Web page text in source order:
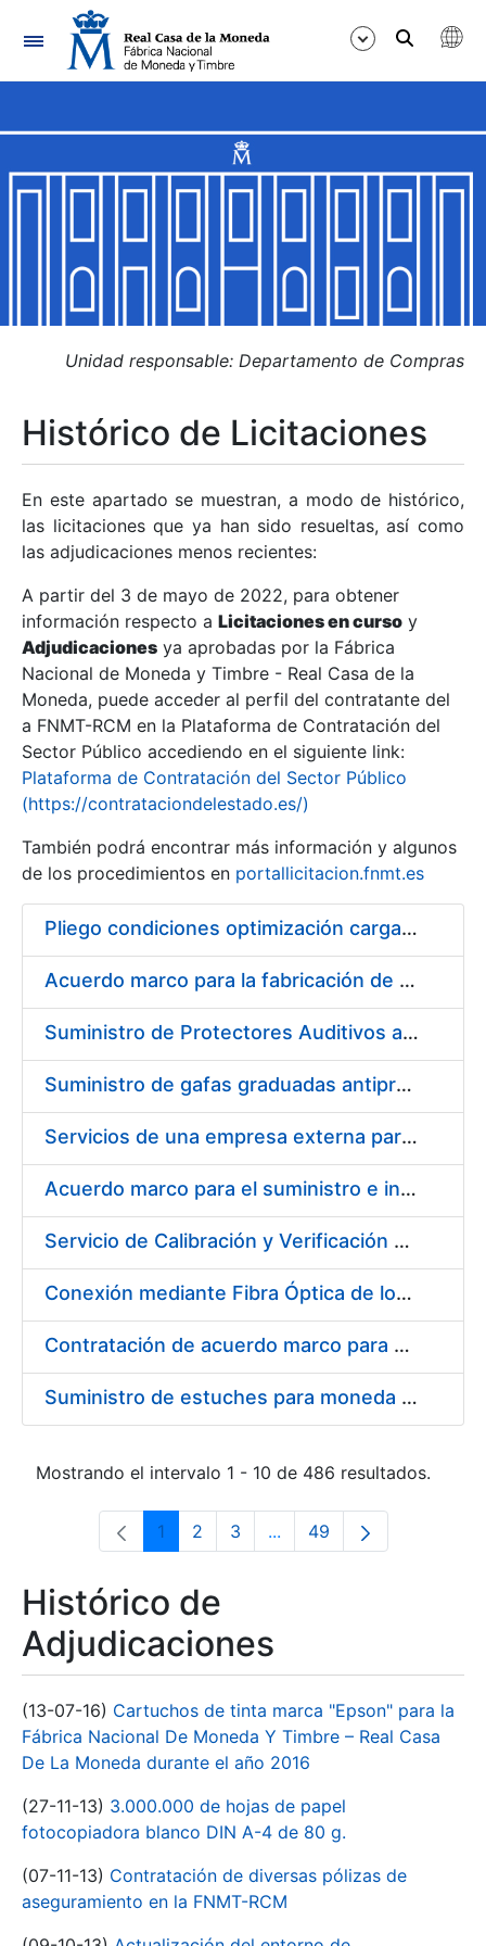
Navegación
Mostrar/Ocultar
Mostrar/Ocultar
Mostrar/Ocultar
Mostrar/Ocultar
Mostrar/Ocultar
Mostrar/Ocultar
Unidad responsable: Departamento de Compras
Histórico de Licitaciones
En este apartado se muestran, a modo de histórico,
las licitaciones que ya han sido resueltas, así como
las adjudicaciones menos recientes:
A partir del 3 de mayo de 2022, para obtener
información respecto a Licitaciones en curso y
Adjudicaciones ya aprobadas por la Fábrica
Nacional de Moneda y Timbre - Real Casa de la
Moneda, puede acceder al perfil del contratante del
a FNMT-RCM en la Plataforma de Contratación del
Sector Público accediendo en el siguiente link:
Plataforma de Contratación del Sector Público
(https://contrataciondelestado.es/)
También podrá encontrar más información y algunos
de los procedimientos en portallicitacion.fnmt.es
Pliego condiciones optimización cargas compras firmado
Acuerdo marco para la fabricación de piezas
Suministro de Protectores Auditivos a medida para las personas trabajadoras de los Centros de Trabajo de Madrid y Burgos
Suministro de gafas graduadas antiproyecciones para los trabajadores de la FNMT-RCM en los centros de trabajo de Madrid y Burgos
Servicios de una empresa externa para el asesoramiento y resolución de los recursos de alzada que se presentan relacionados con procesos de selección para la FNMT-RCM
Acuerdo marco para el suministro e instalación de persianas, estores y otros complementos
Servicio de Calibración y Verificación Externa de los Equipos de Medición del Servicio de Prevención de la FNMT-RCM
Conexión mediante Fibra Óptica de los Centros de Proceso de Datos (CPDs) de las sedes de la FNMT-RCM de Burgos y Madrid
Contratación de acuerdo marco para el Suministro de Material de Electricidad para la Fábrica Nacional de Moneda y Timbre-Real Casa de la Moneda en su centro de trabajo de Burgos
Suministro de estuches para moneda de 30 €
Mostrando el intervalo 1 - 10 de 486 resultados.
Página
1 Página
2 Página
3 ...Páginas intermedias Use
Página
49
Histórico de
Adjudicaciones
(13-07-16) Cartuchos de tinta marca "Epson" para la
Fábrica Nacional De Moneda Y Timbre – Real Casa
De La Moneda durante el año 2016
(27-11-13) 3.000.000 de hojas de papel
fotocopiadora blanco DIN A-4 de 80 g.
(07-11-13) Contratación de diversas pólizas de
aseguramiento en la FNMT-RCM